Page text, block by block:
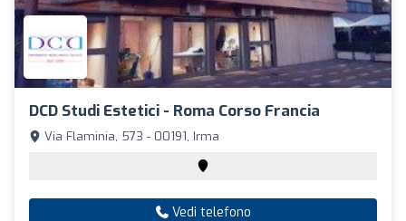
DCD Studi Estetici - Roma Corso Francia
Via Flaminia, 573 - 00191, Irma
Vedi telefono